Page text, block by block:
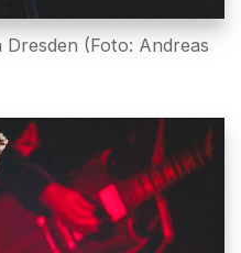
(Foto: Andreas